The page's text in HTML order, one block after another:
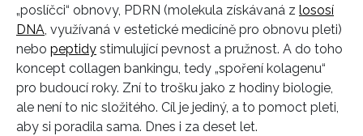
„poslíčci“ obnovy, PDRN (molekula získávaná z lososí
DNA, využívaná v estetické medicíně pro obnovu pleti)
nebo peptidy stimulující pevnost a pružnost. A do toho
koncept collagen bankingu, tedy „spoření kolagenu“
pro budoucí roky. Zní to trošku jako z hodiny biologie,
ale není to nic složitého. Cíl je jediný, a to pomoct pleti,
aby si poradila sama. Dnes i za deset let.